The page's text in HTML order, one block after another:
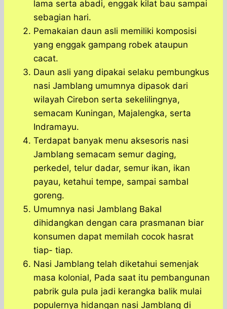
lama serta abadi, enggak kilat bau sampai
sebagian hari.
Pemakaian daun asli memiliki komposisi
yang enggak gampang robek ataupun
cacat.
Daun asli yang dipakai selaku pembungkus
nasi Jamblang umumnya dipasok dari
wilayah Cirebon serta sekelilingnya,
semacam Kuningan, Majalengka, serta
Indramayu.
Terdapat banyak menu aksesoris nasi
Jamblang semacam semur daging,
perkedel, telur dadar, semur ikan, ikan
payau, ketahui tempe, sampai sambal
goreng.
Umumnya nasi Jamblang Bakal
dihidangkan dengan cara prasmanan biar
konsumen dapat memilah cocok hasrat
tiap- tiap.
Nasi Jamblang telah diketahui semenjak
masa kolonial, Pada saat itu pembangunan
pabrik gula pula jadi kerangka balik mulai
populernya hidangan nasi Jamblang di